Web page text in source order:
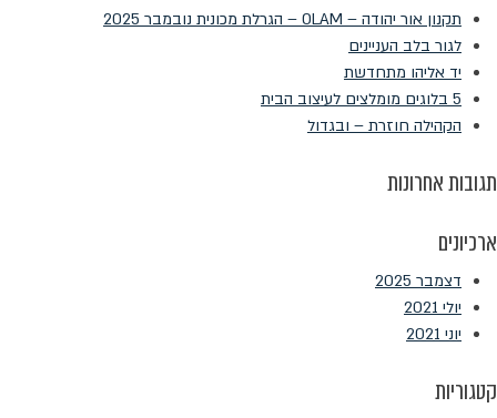
תקנון אור יהודה – OLAM – הגרלת מכונית נובמבר 2025
לגור בלב העניינים
יד אליהו מתחדשת
5 בלוגים מומלצים לעיצוב הבית
הקהילה חוזרת – ובגדול
תגובות אחרונות
ארכיונים
דצמבר 2025
יולי 2021
יוני 2021
קטגוריות